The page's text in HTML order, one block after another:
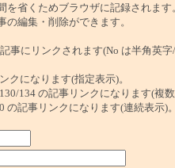
省くためブラウザに記録されます
編集・削除ができます。
事にリンクされます(No は半角英字
クになります(指定表示)。
134 の記事リンクになります(複数
記事リンクになります(連続表示)。